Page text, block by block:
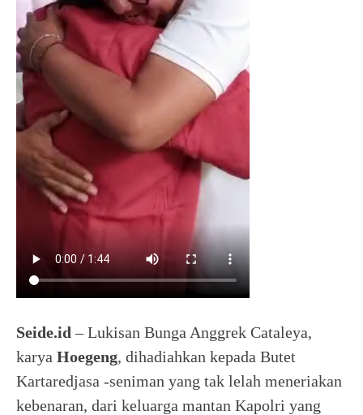
Seide.id – Lukisan Bunga Anggrek Cataleya,
karya Hoegeng, dihadiahkan kepada Butet
Kartaredjasa -seniman yang tak lelah meneriakan
kebenaran, dari keluarga mantan Kapolri yang